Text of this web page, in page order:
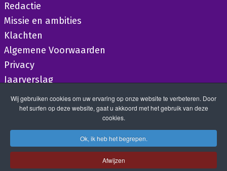
Redactie
Missie en ambities
Klachten
Algemene Voorwaarden
Privacy
Jaarverslag
Wij gebruiken cookies om uw ervaring op onze website te verbeteren. Door
het surfen op deze website, gaat u akkoord met het gebruik van deze
cookies.
Ok, ik heb het begrepen.
Afwijzen